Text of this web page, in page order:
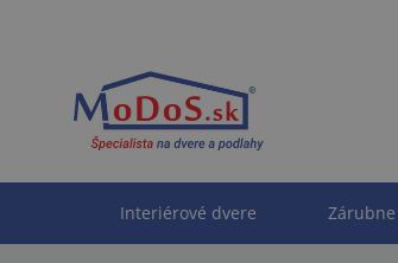
Interiérové dvere Zárubne